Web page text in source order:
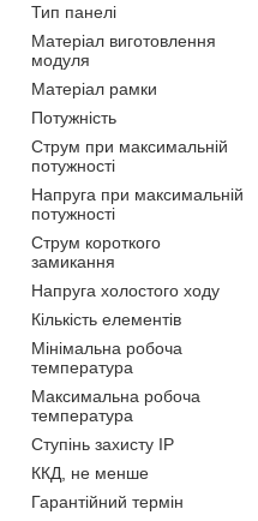
Тип панелі
Матеріал виготовлення
модуля
Матеріал рамки
Потужність
Струм при максимальній
потужності
Напруга при максимальній
потужності
Струм короткого
замикання
Напруга холостого ходу
Кількість елементів
Мінімальна робоча
температура
Максимальна робоча
температура
Ступінь захисту IP
ККД, не менше
Гарантійний термін